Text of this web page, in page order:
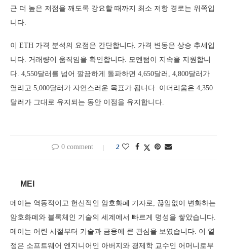
근 더 높은 저점을 깨도록 강요할 때까지 최소 저항 경로는 위쪽입
니다.
이 ETH 가격 분석의 요점은 간단합니다. 가격 변동은 상승 추세입
니다. 거래량이 움직임을 확인합니다. 모멘텀이 지속을 지원합니
다. 4,550달러를 넘어 깔끔하게 돌파하면 4,650달러, 4,800달러가
열리고 5,000달러가 자연스러운 목표가 됩니다. 이더리움은 4,350
달러가 그대로 유지되는 동안 이점을 유지합니다.
0 comment 2
MEI
메이는 역동적이고 헌신적인 암호화폐 기자로, 끊임없이 변화하는
암호화폐와 블록체인 기술의 세계에서 빠르게 명성을 쌓았습니다.
메이는 어린 시절부터 기술과 금융에 큰 관심을 보였습니다. 이 열
정은 소프트웨어 엔지니어인 아버지와 경제학 교수인 어머니로부